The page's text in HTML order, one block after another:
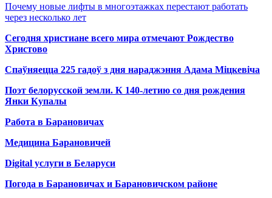
Почему новые лифты в многоэтажках перестают работать
через несколько лет
Сегодня христиане всего мира отмечают Рождество
Христово
Спаўняецца 225 гадоў з дня нараджэння Адама Міцкевіча
Поэт белорусской земли. К 140-летию со дня рождения
Янки Купалы
Работа в Барановичах
Медицина Барановичей
Digital услуги в Беларуси
Погода в Барановичах и Барановичском районе